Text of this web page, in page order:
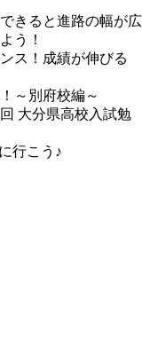
きると進路の幅が広
う！
ス！成績が伸びる
～別府校編～
大分県高校入試勉
行こう♪